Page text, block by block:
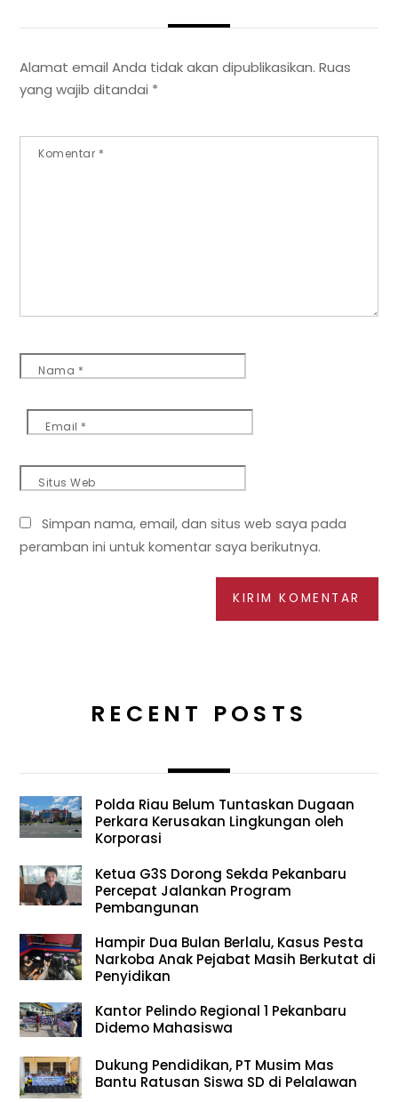
Alamat email Anda tidak akan dipublikasikan. Ruas
yang wajib ditandai *
Komentar *
Nama *
Email *
Situs Web
Simpan nama, email, dan situs web saya pada
peramban ini untuk komentar saya berikutnya.
RECENT POSTS
Polda Riau Belum Tuntaskan Dugaan
Perkara Kerusakan Lingkungan oleh
Korporasi
Ketua G3S Dorong Sekda Pekanbaru
Percepat Jalankan Program
Pembangunan
Hampir Dua Bulan Berlalu, Kasus Pesta
Narkoba Anak Pejabat Masih Berkutat di
Penyidikan
Kantor Pelindo Regional 1 Pekanbaru
Didemo Mahasiswa
Dukung Pendidikan, PT Musim Mas
Bantu Ratusan Siswa SD di Pelalawan